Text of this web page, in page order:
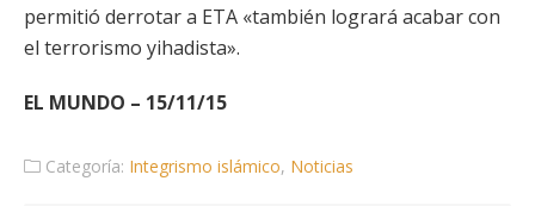
permitió derrotar a ETA «también logrará acabar con
el terrorismo yihadista».
EL MUNDO – 15/11/15
Categoría: Integrismo islámico, Noticias